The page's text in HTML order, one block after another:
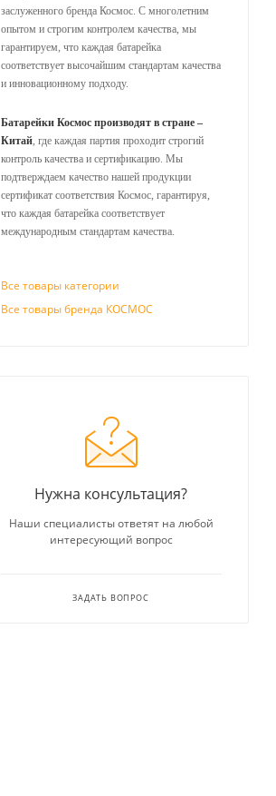
заслуженного бренда Космос. С многолетним
опытом и строгим контролем качества, мы
гарантируем, что каждая батарейка
соответствует высочайшим стандартам качества
и инновационному подходу.
Батарейки Космос производят в стране –
Китай, где каждая партия проходит строгий
контроль качества и сертификацию. Мы
подтверждаем качество нашей продукции
сертификат соответствия Космос, гарантируя,
что каждая батарейка соответствует
международным стандартам качества.
Все товары категории
Все товары бренда КОСМОС
Нужна консультация?
Наши специалисты ответят на любой
интересующий вопрос
ЗАДАТЬ ВОПРОС